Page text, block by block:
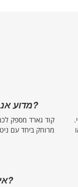
מדוע אנחנו צריכים את השירות הזה?
קוד גארד מספק
מרוחק ביחד עם
איפה נשמרים הגיבויים?